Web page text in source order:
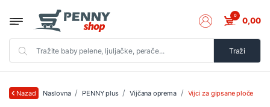
Traži
0 0,00
Nazad Naslovna PENNY plus Vijčana oprema Vijci za gipsane ploče